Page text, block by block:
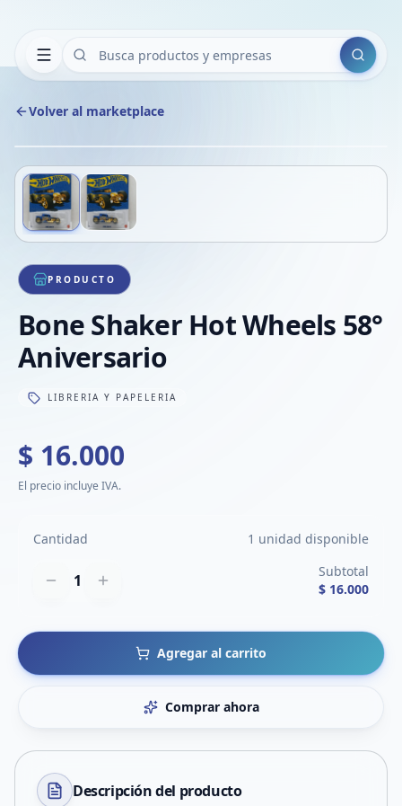
Buscar
Volver al marketplace
1/2
PRODUCTO
Bone Shaker Hot Wheels 58°
Aniversario
LIBRERIA Y PAPELERIA
$ 16.000
El precio incluye IVA.
Cantidad 1 unidad disponible
1
Subtotal
$ 16.000
Agregar al carrito
Comprar ahora
Descripción del producto